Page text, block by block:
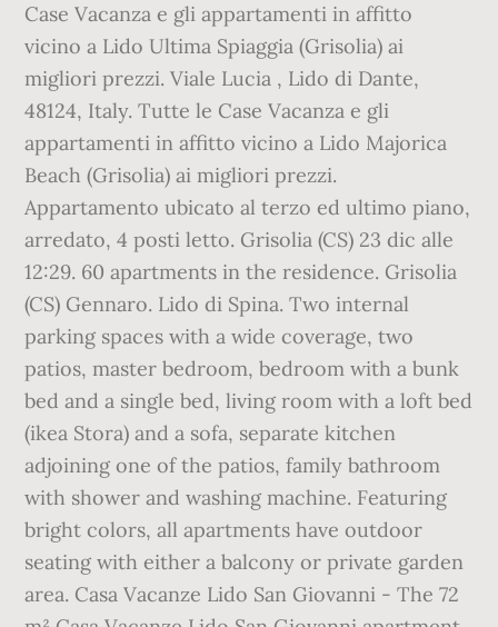
Case Vacanza e gli appartamenti in affitto
vicino a Lido Ultima Spiaggia (Grisolia) ai
migliori prezzi. Viale Lucia , Lido di Dante,
48124, Italy. Tutte le Case Vacanza e gli
appartamenti in affitto vicino a Lido Majorica
Beach (Grisolia) ai migliori prezzi.
Appartamento ubicato al terzo ed ultimo piano,
arredato, 4 posti letto. Grisolia (CS) 23 dic alle
12:29. 60 apartments in the residence. Grisolia
(CS) Gennaro. Lido di Spina. Two internal
parking spaces with a wide coverage, two
patios, master bedroom, bedroom with a bunk
bed and a single bed, living room with a loft bed
(ikea Stora) and a sofa, separate kitchen
adjoining one of the patios, family bathroom
with shower and washing machine. Featuring
bright colors, all apartments have outdoor
seating with either a balcony or private garden
area. Casa Vacanze Lido San Giovanni - The 72